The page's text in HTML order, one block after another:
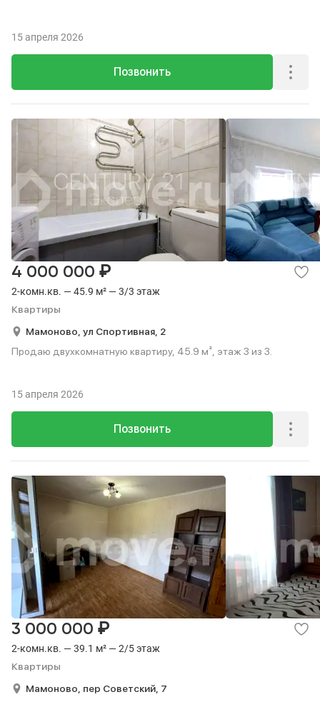
Позвонить
15 апреля 2026
2-комн.кв. — 45.9 м² — 3/3 этаж
Квартиры
4 000 000 ₽
Мамоново, ул Спортивная, 2
Продаю двухкомнатную квартиру, 45.9 м², этаж 3 из 3.
Позвонить
15 апреля 2026
2-комн.кв. — 39.1 м² — 2/5 этаж
Квартиры
3 000 000 ₽
Мамоново, пер Советский, 7